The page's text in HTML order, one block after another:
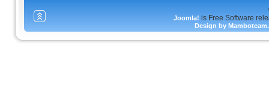
Joomla! is Free Software
Design by